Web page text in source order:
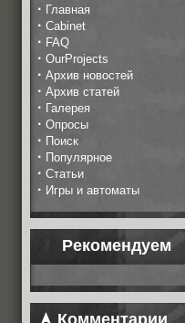
· Главная
· Cabinet
· FAQ
· OurProjects
· Архив новостей
· Архив статей
· Галерея
· Опросы
· Поиск
· Популярное
· Статьи
· Игры и автоматы
Рекомендуем
Комментарии